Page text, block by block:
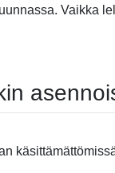
Vaikka